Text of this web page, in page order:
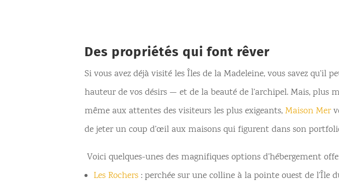
Des propriétés qui font rêver
Si vous avez déjà visité les Îles de la Madeleine, vous savez
hauteur de vos désirs — et de la beauté de l’archipel. Mais,
même aux attentes des visiteurs les plus exigeants,Maison Mer
de jeter un coup d’œil aux maisons qui figurent dans son
Voici quelques-unes des magnifiques options d’hébergement
Les Rochers : perchée sur une colline à la pointe ouest de l’Île